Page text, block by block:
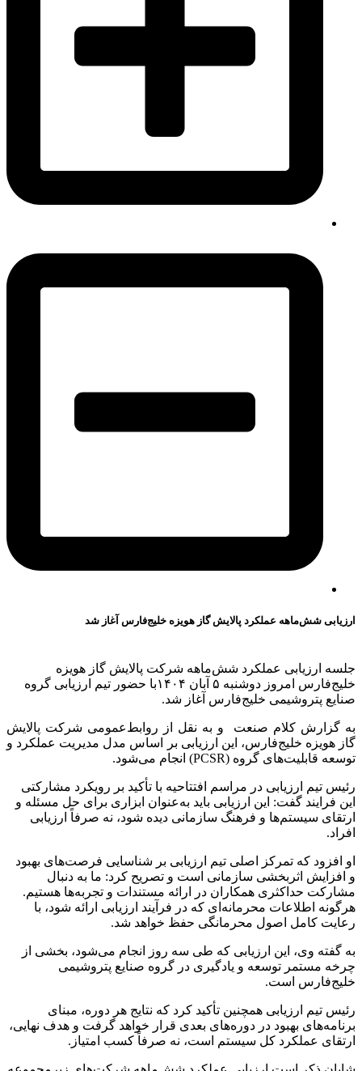
ارزیابی شش‌ماهه عملکرد پالایش گاز هویزه خلیج‌فارس آغاز شد
جلسه ارزیابی عملکرد شش‌ماهه شرکت پالایش گاز هویزه
خلیج‌فارس امروز دوشنبه ۵ آبان ۱۴۰۴با حضور تیم ارزیابی گروه
صنایع پتروشیمی خلیج‌فارس آغاز شد.
به گزارش کلام صنعت و به نقل از روابط‌عمومی شرکت پالایش
گاز هویزه خلیج‌فارس، این ارزیابی بر اساس مدل مدیریت عملکرد و
توسعه قابلیت‌های گروه (PCSR) انجام می‌شود.
رئیس تیم ارزیابی در مراسم افتتاحیه با تأکید بر رویکرد مشارکتی
این فرایند گفت: این ارزیابی باید به‌عنوان ابزاری برای حل مسئله و
ارتقای سیستم‌ها و فرهنگ سازمانی دیده شود، نه صرفاً ارزیابی
افراد.
او افزود که تمرکز اصلی تیم ارزیابی بر شناسایی فرصت‌های بهبود
و افزایش اثربخشی سازمانی است و تصریح کرد: ما به دنبال
مشارکت حداکثری همکاران در ارائه مستندات و تجربه‌ها هستیم.
هرگونه اطلاعات محرمانه‌ای که در فرآیند ارزیابی ارائه شود، با
رعایت کامل اصول محرمانگی حفظ خواهد شد.
به گفته وی، این ارزیابی که طی سه روز انجام می‌شود، بخشی از
چرخه مستمر توسعه و یادگیری در گروه صنایع پتروشیمی
خلیج‌فارس است.
رئیس تیم ارزیابی همچنین تأکید کرد که نتایج هر دوره، مبنای
برنامه‌های بهبود در دوره‌های بعدی قرار خواهد گرفت و هدف نهایی،
ارتقای عملکرد کل سیستم است، نه صرفاً کسب امتیاز.